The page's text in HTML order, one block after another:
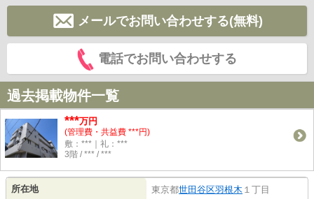
メールでお問い合わせする(無料)
電話でお問い合わせする
過去掲載物件一覧
***万円
(管理費・共益費 ***円)
敷：***｜礼：***
3階 / *** / ***
所在地 東京都世田谷区羽根木 １丁目